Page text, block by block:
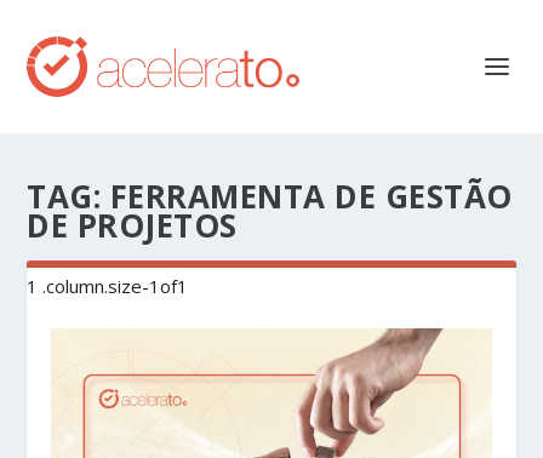
TAG: FERRAMENTA DE GESTÃO
DE PROJETOS